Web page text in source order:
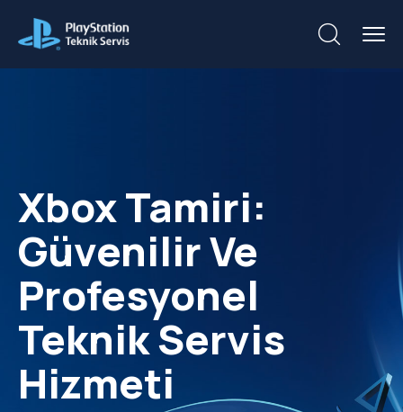
Xbox Tamiri:
Güvenilir Ve
Profesyonel
Teknik Servis
Hizmeti